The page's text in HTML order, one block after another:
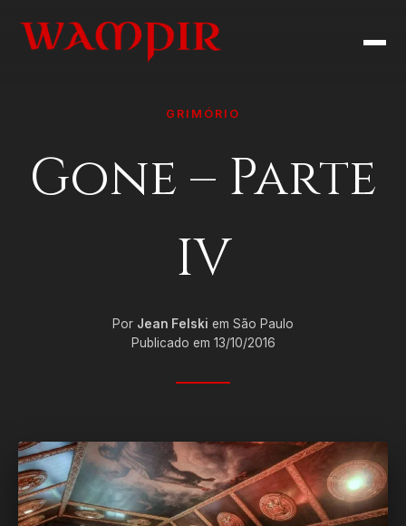
GRIMÓRIO
Gone – Parte
IV
Por Jean Felski em São Paulo
Publicado em 13/10/2016